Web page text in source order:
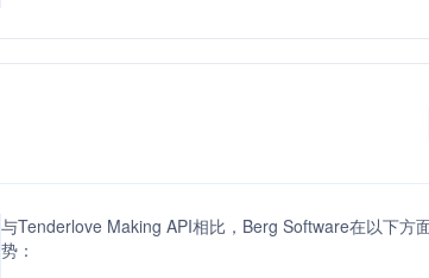
与Tenderlove Making API相比，Berg Software在以下方
势：